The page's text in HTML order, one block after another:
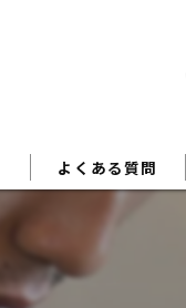
よくある質問